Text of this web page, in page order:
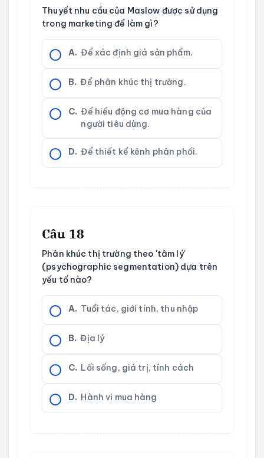
Thuyết nhu cầu của Maslow được sử dụng
trong marketing để làm gì?
A. Để xác định giá sản phẩm.
B. Để phân khúc thị trường.
C. Để hiểu động cơ mua hàng của
người tiêu dùng.
D. Để thiết kế kênh phân phối.
Câu 18
Phân khúc thị trường theo 'tâm lý'
(psychographic segmentation) dựa trên
yếu tố nào?
A. Tuổi tác, giới tính, thu nhập
B. Địa lý
C. Lối sống, giá trị, tính cách
D. Hành vi mua hàng